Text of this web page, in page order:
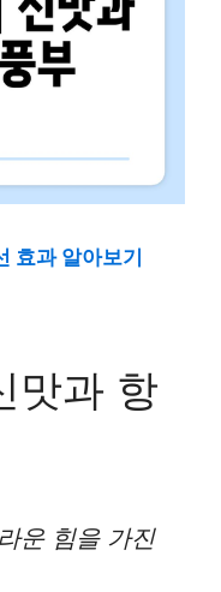
효과 알아보기
맛과 항
운 힘을 가진